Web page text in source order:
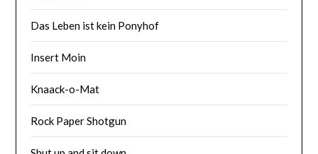
Das Leben ist kein Ponyhof
Insert Moin
Knaack-o-Mat
Rock Paper Shotgun